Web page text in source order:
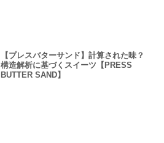
【プレスバターサンド】計算された味？
構造解析に基づくスイーツ【PRESS
BUTTER SAND】